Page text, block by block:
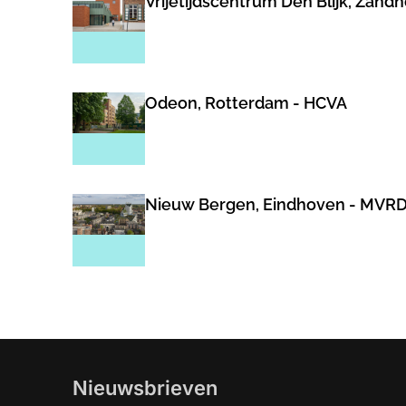
Odeon, Rotterdam - HCVA
Nieuw Bergen, Eindhoven -
Nieuwsbrieven